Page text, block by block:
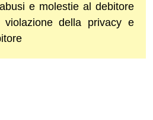
e molestie al debitore
della privacy e